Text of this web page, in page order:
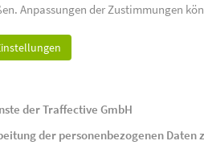
Anpassungen der Zustimmungen
der Traffective GmbH
der personenbezogenen